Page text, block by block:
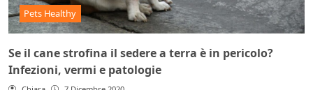
Pets Healthy
Se il cane strofina il sedere a terra è in pericolo?
Infezioni, vermi e patologie